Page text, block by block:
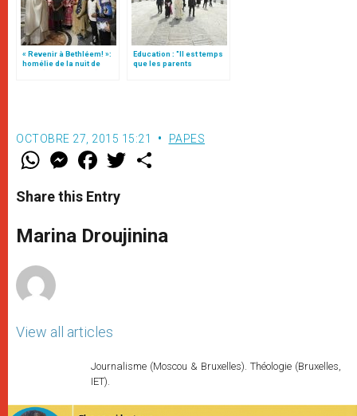
« Revenir à Bethléem! »:
homélie de la nuit de
Noël (texte complet)
Education : "Il est temps
que les parents
OCTOBRE 27, 2015 15:21 PAPES
W
t
s
p
p
M
e
s
e
g
e
F
a
e
b
o
k
w
r
Share this Entry
Marina Droujinina
View all articles
Journalisme (Moscou & Bruxelles). Théologie (Bruxelles,
IET).